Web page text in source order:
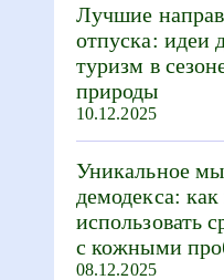
Лучшие
отпуска: идеи
туризм в
природы
10.12.2025
Уникальное
демодекса:
использовать
с кожными
08.12.2025